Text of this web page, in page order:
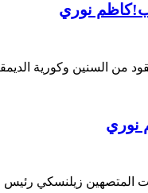
نوري
من السنين وكورية
نوري
زيلنسكي رئيس